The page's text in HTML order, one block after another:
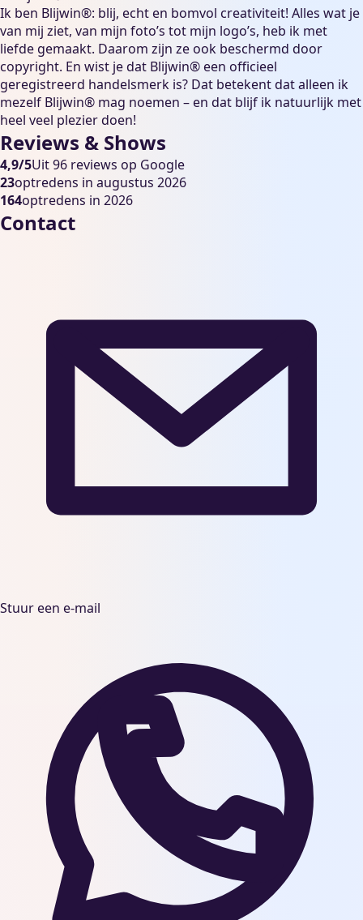
Ik ben Blijwin®: blij, echt en bomvol creativiteit! Alles wat je
van mij ziet, van mijn foto’s tot mijn logo’s, heb ik met
liefde gemaakt. Daarom zijn ze ook beschermd door
copyright. En wist je dat Blijwin® een officieel
geregistreerd handelsmerk is? Dat betekent dat alleen ik
mezelf Blijwin® mag noemen – en dat blijf ik natuurlijk met
heel veel plezier doen!
Reviews & Shows
4,9/5Uit 96 reviews op Google
23optredens in augustus 2026
164optredens in 2026
Contact
Stuur een e-mail